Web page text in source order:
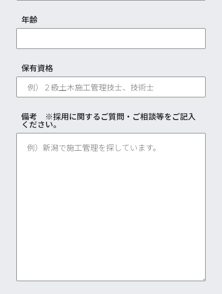
年齢
保有資格
備考 ※採用に関するご質問・ご相談等をご記入
ください。